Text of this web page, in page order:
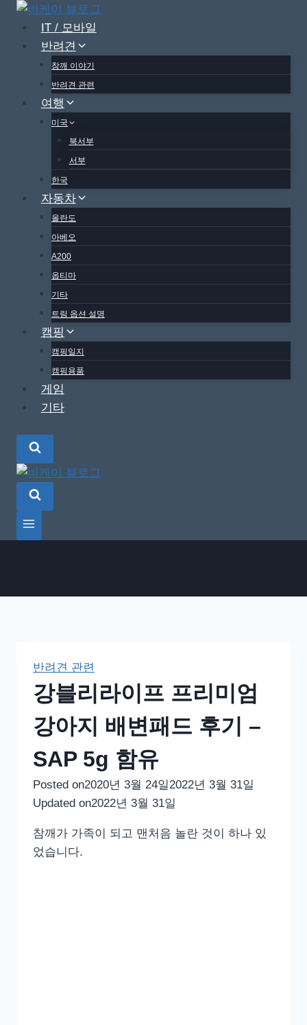
Skip
content
IT / 모바일
반려견
참깨 이야기
반려견 관련
여행
미국
북서부
서부
한국
자동차
올란도
아베오
A200
옵티마
기타
트림 옵션 설명
캠핑
캠핑일지
캠핑용품
게임
기타
반려견 관련
강블리라이프 프리미엄
강아지 배변패드 후기 –
SAP 5g 함유
Posted on2020년 3월 24일2022년 3월 31일
Updated on2022년 3월 31일
참깨가 가족이 되고 맨처음 놀란 것이 하나 있
었습니다.